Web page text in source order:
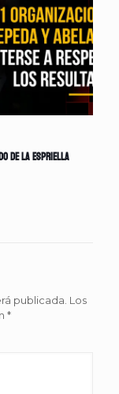
de la Espriella
publicada. Los
*